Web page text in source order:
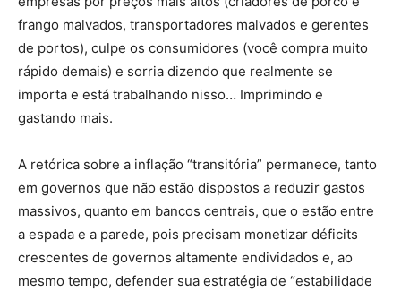
frango malvados, transportadores malvados e gerentes
de portos), culpe os consumidores (você compra muito
rápido demais) e sorria dizendo que realmente se
importa e está trabalhando nisso… Imprimindo e
gastando mais.
A retórica sobre a inflação “transitória” permanece, tanto
em governos que não estão dispostos a reduzir gastos
massivos, quanto em bancos centrais, que o estão entre
a espada e a parede, pois precisam monetizar déficits
crescentes de governos altamente endividados e, ao
mesmo tempo, defender sua estratégia de “estabilidade